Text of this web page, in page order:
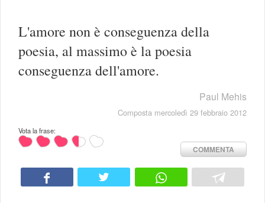
L'amore non è conseguenza della
poesia, al massimo è la poesia
conseguenza dell'amore.
Paul Mehis
Composta mercoledì 29 febbraio 2012
Vota la frase:
COMMENTA